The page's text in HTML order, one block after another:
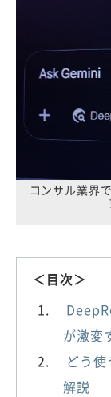
コンサル業界
＜目次＞
が激変
どう
解説